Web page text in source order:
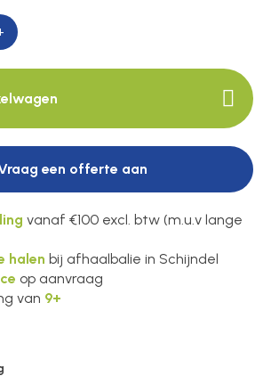
een offerte aan
vanaf €100 excl. btw (m.u.v lange
halen bij afhaalbalie in Schijndel
op aanvraag
van 9+